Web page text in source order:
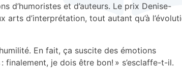
d’humoristes et d’auteurs. Le prix Denise-
d’interprétation, tout autant qu’à
En fait, ça suscite des émotions
je dois être bon! » s’esclaffe-t-il.